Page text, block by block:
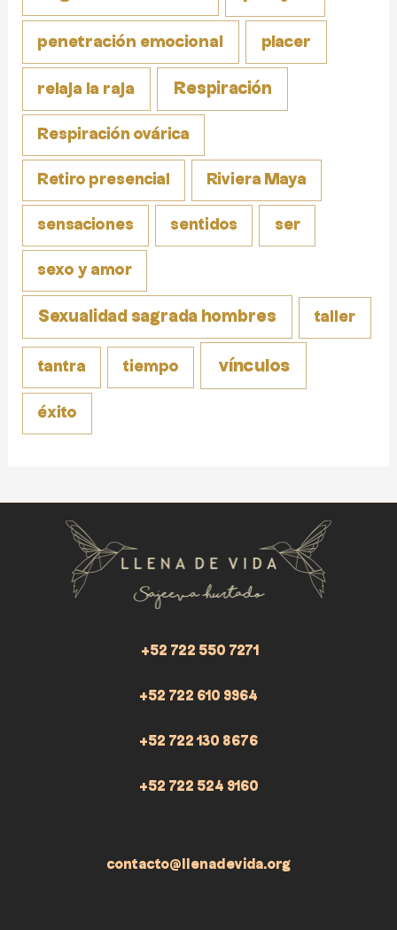
penetración emocional placer
relaja la raja Respiración
Respiración ovárica
Retiro presencial Riviera Maya
sensaciones sentidos ser
sexo y amor
Sexualidad sagrada hombres taller
tantra tiempo vínculos
éxito
+52 722 550 7271
+52 722 610 9964
+52 722 130 8676
+52 722 524 9160
contacto@llenadevida.org